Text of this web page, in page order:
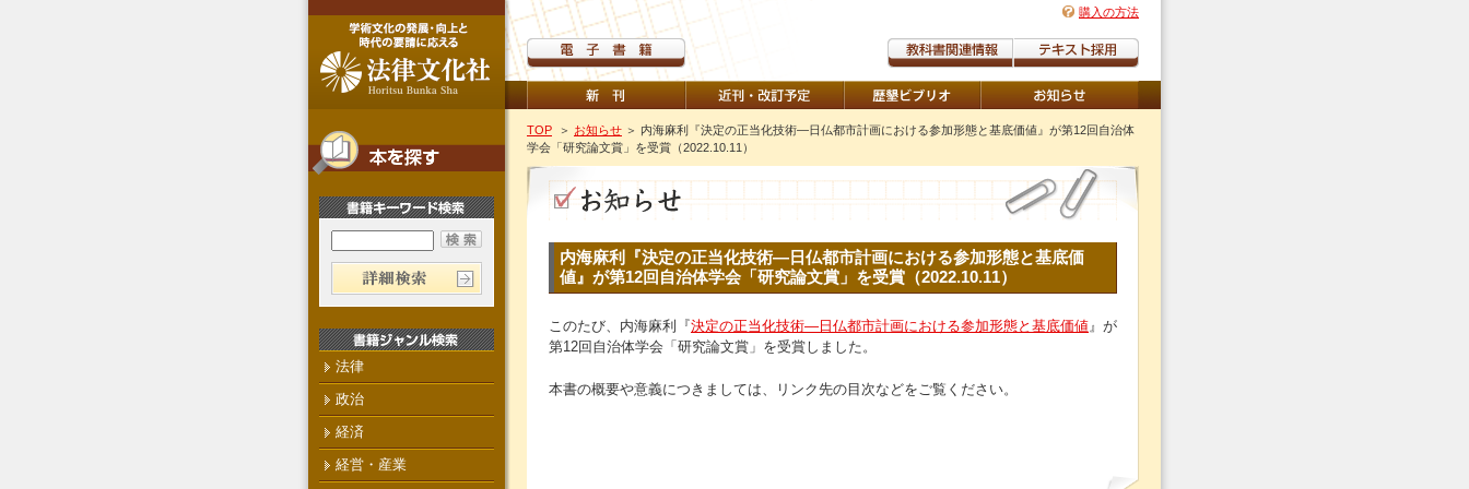
購入の方法
TOP ＞ お知らせ ＞ 内海麻利『決定の正当化技術―日仏都市計画における参加形態と基底価値』が第12回自治体
学会「研究論文賞」を受賞（2022.10.11）
内海麻利『決定の正当化技術―日仏都市計画における参加形態と基底価
値』が第12回自治体学会「研究論文賞」を受賞（2022.10.11）
このたび、内海麻利『決定の正当化技術―日仏都市計画における参加形態と基底価値』が
第12回自治体学会「研究論文賞」を受賞しました。
本書の概要や意義につきましては、リンク先の目次などをご覧ください。
法律
政治
経済
経営・産業